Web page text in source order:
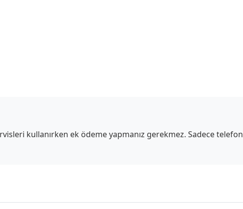
kullanırken ek ödeme yapmanız gerekmez. Sadece telefon